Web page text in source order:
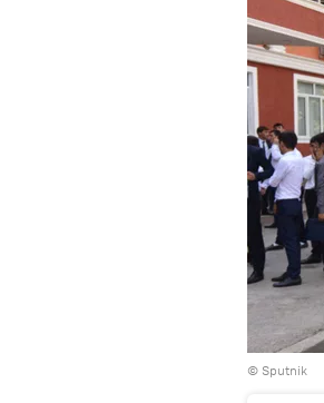
© Sputnik